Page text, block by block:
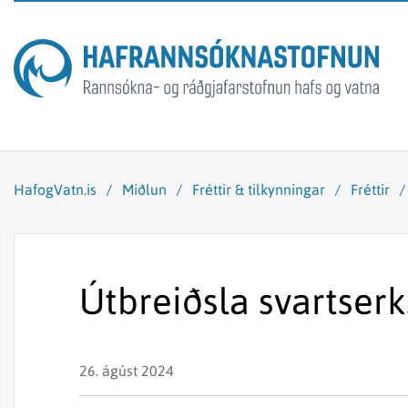
HafogVatn.is / Miðlun / Fréttir & tilkynningar / Fréttir /
Útbreiðsla
26. ágúst 2024